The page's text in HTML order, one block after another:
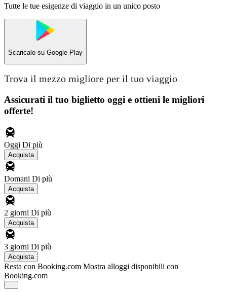
Tutte le tue esigenze di viaggio in un unico posto
Scaricalo su Google Play
Trova il mezzo migliore per il tuo viaggio
Assicurati il ​​tuo biglietto oggi e ottieni le migliori
offerte!
Oggi Di più
Acquista
Domani Di più
Acquista
2 giorni Di più
Acquista
3 giorni Di più
Acquista
Resta con Booking.com Mostra alloggi disponibili con
Booking.com